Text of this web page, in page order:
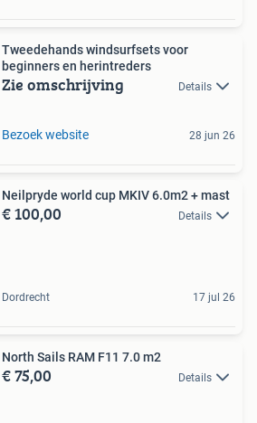
Tweedehands windsurfsets voor
beginners en herintreders
Zie omschrijving Details
Bezoek website 28 jun 26
Neilpryde world cup MKIV 6.0m2 + mast
€ 100,00 Details
Dordrecht 17 jul 26
North Sails RAM F11 7.0 m2
€ 75,00 Details